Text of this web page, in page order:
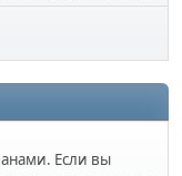
Если вы